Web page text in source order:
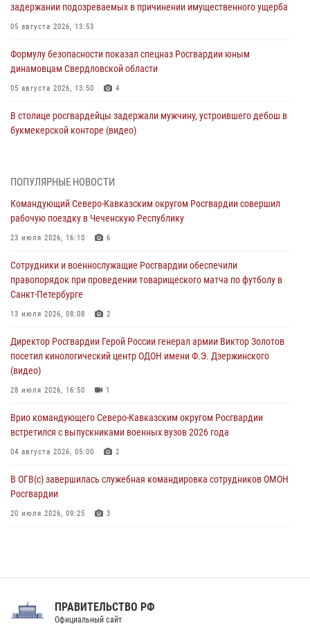
задержании подозреваемых в причинении имущественного ущерба
05 августа 2026, 13:53
Формулу безопасности показал спецназ Росгвардии юным
динамовцам Свердловской области
05 августа 2026, 13:50 4
В столице росгвардейцы задержали мужчину, устроившего дебош в
букмекерской конторе (видео)
В Удмуртии при силовой поддержке спецназа Росгвардии
оздоровительных услуг (видео)
05 августа 2026, 13:20
посетили мастер-класс по художественной гимнастике
05 августа 2026, 13:00 3
Офицеры Росгвардии и ветераны войск правопорядка почтили
05 августа 2026, 12:40
Росгвардейцы приняли участие в акции «Волна памяти»,
посвящённой 83‑й годовщине освобождения Белгорода от
05 августа 2026, 12:13 1
ПОПУЛЯРНЫЕ НОВОСТИ
Командующий Северо-Кавказским округом Росгвардии совершил
рабочую поездку в Чеченскую Республику
23 июля 2026, 16:10 6
Сотрудники и военнослужащие Росгвардии обеспечили
правопорядок при проведении товарищеского матча по футболу в
Санкт-Петербурге
13 июля 2026, 08:08 2
Директор Росгвардии Герой России генерал армии Виктор Золотов
посетил кинологический центр ОДОН имени Ф.Э. Дзержинского
(видео)
28 июля 2026, 16:50 1
Врио командующего Северо-Кавказским округом Росгвардии
встретился с выпускниками военных вузов 2026 года
04 августа 2026, 05:00 2
В ОГВ(с) завершилась служебная командировка сотрудников ОМОН
Росгвардии
20 июля 2026, 09:25 3
Праздник «Один день с Росгвардией» к 105-летию Центрального
ПРАВИТЕЛЬСТВО РФ
Официальный сайт